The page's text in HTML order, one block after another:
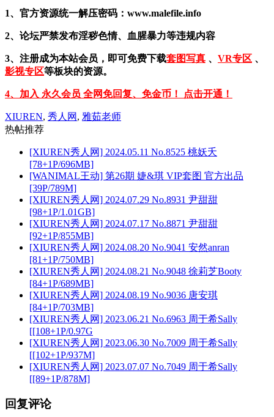
1、官方资源统一解压密码：www.malefile.info
2、论坛严禁发布淫秽色情、血腥暴力等违规内容
3、注册成为本站会员，即可免费下载套图写真 、 VR专区 、
影视专区等板块的资源。
4、加入 永久会员 全网免回复、免金币！ 点击开通！
XIUREN, 秀人网 , 雅茹老师
热帖推荐
[XIUREN秀人网] 2024.05.11 No.8525 桃妖夭
[78+1P/696MB]
[WANIMAL王动] 第26期 婕&琪 VIP套图 官方出品
[39P/789M]
[XIUREN秀人网] 2024.07.29 No.8931 尹甜甜
[98+1P/1.01GB]
[XIUREN秀人网] 2024.07.17 No.8871 尹甜甜
[92+1P/855MB]
[XIUREN秀人网] 2024.08.20 No.9041 安然anran
[81+1P/750MB]
[XIUREN秀人网] 2024.08.21 No.9048 徐莉芝Booty
[84+1P/689MB]
[XIUREN秀人网] 2024.08.19 No.9036 唐安琪
[84+1P/703MB]
[XIUREN秀人网] 2023.06.21 No.6963 周于希Sally
[[108+1P/0.97G
[XIUREN秀人网] 2023.06.30 No.7009 周于希Sally
[[102+1P/937M]
[XIUREN秀人网] 2023.07.07 No.7049 周于希Sally
[[89+1P/878M]
回复评论